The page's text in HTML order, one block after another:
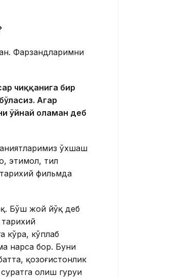
Фарзандларимни
чиққанига бир
Агар
ўйнай оламан деб
ўхшаш
эҳтимол, тил
фильмда
Бўш жой йўқ деб
кўра, кўплаб
нарса бор. Буни
қозоғистонлик
олиш гуруҳи